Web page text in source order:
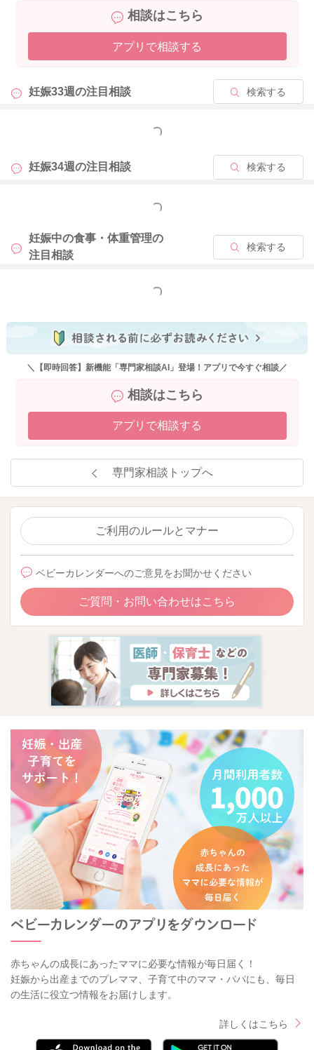
カツオは、水銀が多く含まれる魚ではありませんし、注意が必
ん。
のみの摂取だったり、摂取量も微量なので、問題はありません
2022/11/11 10:57
相談はこちら
アプリで相談する
妊娠33週の注目相談 検索する
もっと見る
妊娠34週の注目相談 検索する
もっと見る
妊娠中の食事・体重管理の
注目相談
検索する
もっと見る
＼【即時回答】新機能「専門家相談AI」登場！アプリで今すぐ相談／
相談はこちら
アプリで相談する
専門家相談トップへ
ご利用のルールとマナー
ベビーカレンダーへのご意見をお聞かせください
ご質問・お問い合わせはこちら
赤ちゃんの成長にあったママに必要な情報が毎日届く！
妊娠から出産までのプレママ、子育て中のママ・パパにも、毎日
の生活に役立つ情報をお届けします。
詳しくはこちら